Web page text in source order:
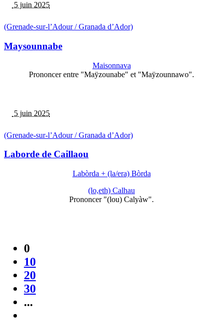
5 juin 2025
(Grenade-sur-l’Adour / Granada d’Ador)
Maysounnabe
Maisonnava
Prononcer entre "Maÿzounabe" et "Maÿzounnawo".
5 juin 2025
(Grenade-sur-l’Adour / Granada d’Ador)
Laborde de Caillaou
Labòrda + (la/era) Bòrda
(lo,eth) Calhau
Prononcer "(lou) Calyàw".
0
10
20
30
...